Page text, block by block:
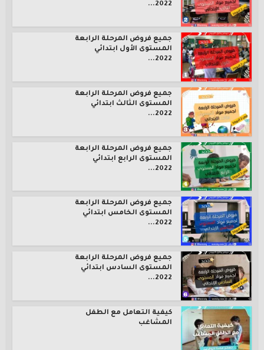
2022...
جميع فروض المرحلة الرابعة
المستوى الأول ابتدائي
2022...
جميع فروض المرحلة الرابعة
المستوى الثالث ابتدائي
2022...
جميع فروض المرحلة الرابعة
المستوى الرابع ابتدائي
2022...
جميع فروض المرحلة الرابعة
المستوى الخامس ابتدائي
2022...
جميع فروض المرحلة الرابعة
المستوى السادس ابتدائي
2022...
كيفية التعامل مع الطفل
المشاغب